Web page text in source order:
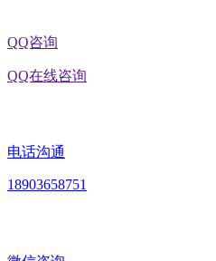
QQ咨询
QQ在线咨询
电话沟通
18903658751